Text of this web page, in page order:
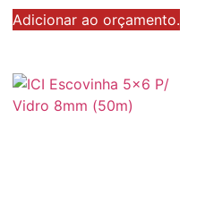
Adicionar ao orçamento.